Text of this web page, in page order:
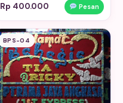
Rp 400.000 Pesan
BPS-04